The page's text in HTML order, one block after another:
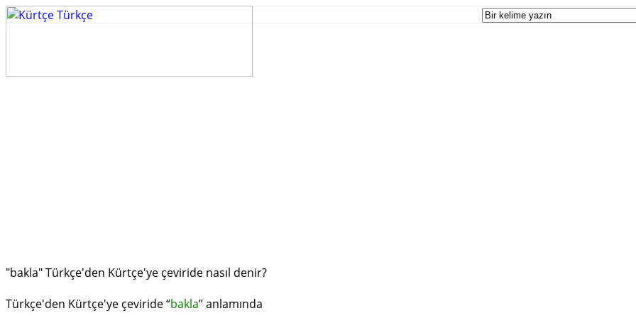
"bakla" Türkçe'den Kürtçe'ye çeviride nasıl denir?
Türkçe'den Kürtçe'ye çeviride “bakla” anlamında